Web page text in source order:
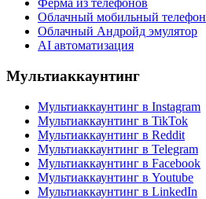
Ферма из телефонов
Облачный мобильный телефон
Облачный Андройд эмулятор
AI автоматизация
Мультиаккаунтинг
Мультиаккаунтинг в Instagram
Мультиаккаунтинг в TikTok
Мультиаккаунтинг в Reddit
Мультиаккаунтинг в Telegram
Мультиаккаунтинг в Facebook
Мультиаккаунтинг в Youtube
Мультиаккаунтинг в LinkedIn